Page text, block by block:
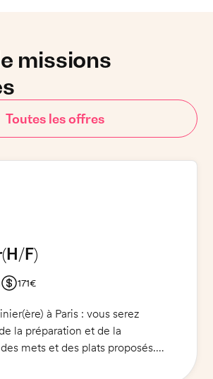
missions
Toutes les offres
(H/F)
171€
à Paris : vous serez
la préparation et de la
mets et des plats proposés.